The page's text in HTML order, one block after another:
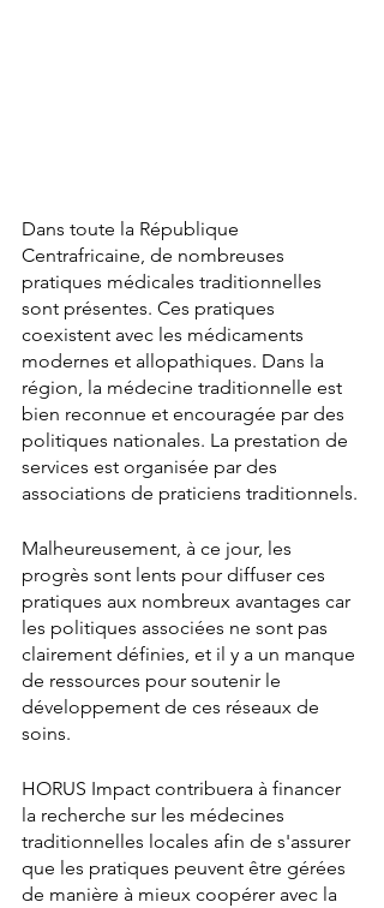
Dans toute la République
Centrafricaine, de nombreuses
pratiques médicales traditionnelles
sont présentes. Ces pratiques
coexistent avec les médicaments
modernes et allopathiques. Dans la
région, la médecine traditionnelle est
bien reconnue et encouragée par des
politiques nationales. La prestation de
services est organisée par des
associations de praticiens traditionnels.
Malheureusement, à ce jour, les
progrès sont lents pour diffuser ces
pratiques aux nombreux avantages car
les politiques associées ne sont pas
clairement définies, et il y a un manque
de ressources pour soutenir le
développement de ces réseaux de
soins.
HORUS Impact contribuera à financer
la recherche sur les médecines
traditionnelles locales afin de s'assurer
que les pratiques peuvent être gérées
de manière à mieux coopérer avec la